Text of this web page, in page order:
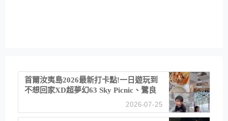
首爾汝夷島2026最新打卡點!一日遊玩到
不想回家XD超夢幻63 Sky Picnic、鷺良
津帝王蟹大餐、《淚之女王》拍攝地、漢
江公園免費玩水
2026-07-25